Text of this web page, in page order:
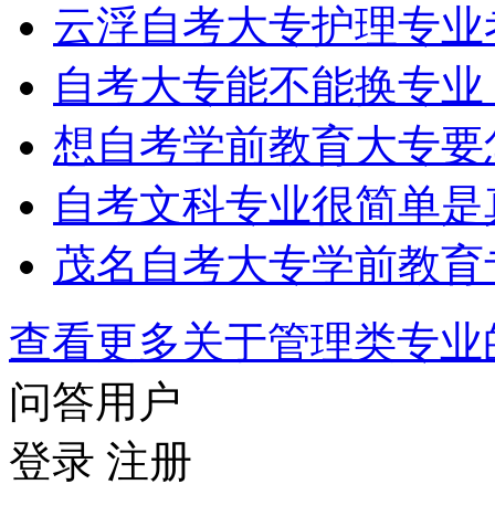
云浮自考大专护理专
自考大专能不能换专业
想自考学前教育大专
自考文科专业很简单
茂名自考大专学前教
查看更多关于管理类专业
问答用户
登录 注册